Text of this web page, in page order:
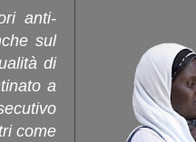
anti-
sul
di
a
come